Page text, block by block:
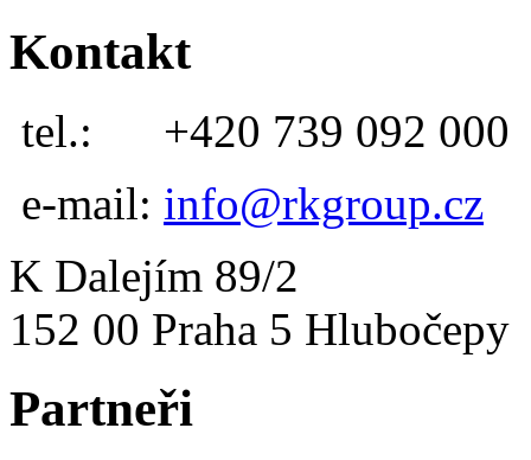
Kontakt
tel.: +420 739 092 000
e-mail: info@rkgroup.cz
K Dalejím 89/2
152 00 Praha 5 Hlubočepy
Partneři